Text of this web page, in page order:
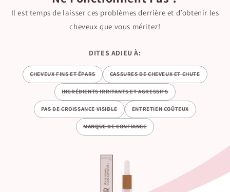
Il est temps de laisser ces problèmes derrière et d’obtenir les
cheveux que vous méritez!
DITES ADIEU À:
CHEVEUX FINS ET ÉPARS CASSURES DE CHEVEUX ET CHUTE
INGRÉDIENTS IRRITANTS ET AGRESSIFS
PAS DE CROISSANCE VISIBLE ENTRETIEN COÛTEUX
MANQUE DE CONFIANCE